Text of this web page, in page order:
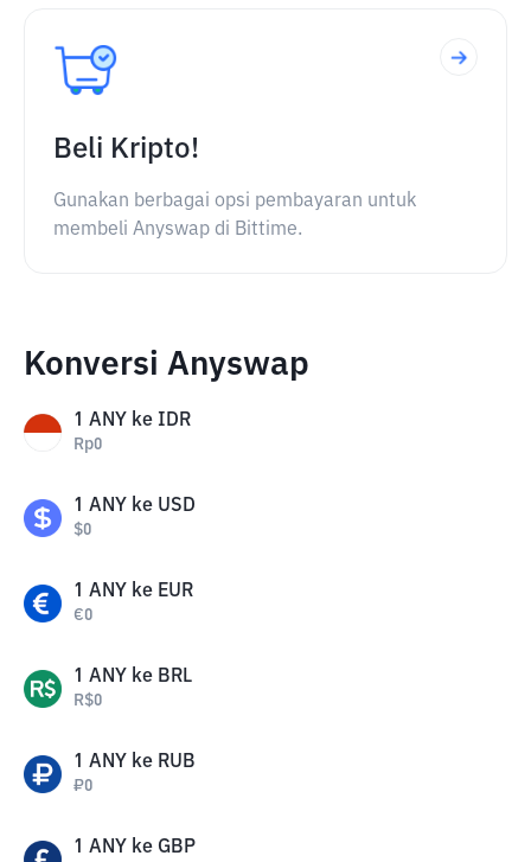
Beli Kripto!
Gunakan berbagai opsi pembayaran untuk
membeli Anyswap di Bittime.
Konversi Anyswap
1 ANY ke IDR
Rp0
1 ANY ke USD
$0
1 ANY ke EUR
€0
1 ANY ke BRL
R$0
1 ANY ke RUB
₽0
1 ANY ke GBP